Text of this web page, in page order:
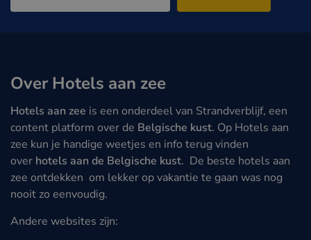
Over Hotels aan zee
Hotels aan zee is een onderdeel van Strandverblijf, een
content platform over de Belgische kust. Op Hotels aan
zee kun je handige weetjes en info terug vinden
over hotels aan de Belgische kust. De beste hotels aan
zee ontdekken om lekker op vakantie te gaan was nog
nooit zo eenvoudig.
Andere websites zijn: